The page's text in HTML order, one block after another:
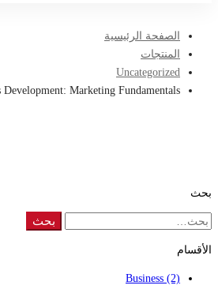
الصفحة الرئيسية
المنتجات
Uncategorized
Marketing Fundamentals
بحث
Search
for:
بحث
الأقسام
Business (2)